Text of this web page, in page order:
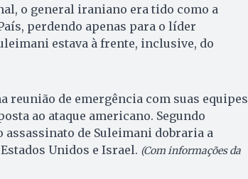
o general iraniano era tido como a
perdendo apenas para o líder
estava à frente, inclusive, do
reunião de emergência com suas equipes
ao ataque americano. Segundo
de Suleimani dobraria a
Unidos e Israel. (Com informações da